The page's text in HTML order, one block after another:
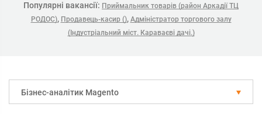
Популярні вакансії: Приймальник товарів (район Аркадії ТЦ
РОДОС), Продавець-касир (), Адміністратор торгового залу
(Індустріальний міст. Караваєві дачі.)
Бізнес-аналітик Magento